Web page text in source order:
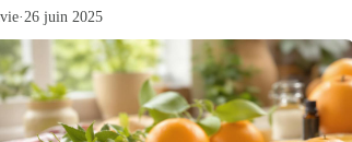
·26 juin 2025